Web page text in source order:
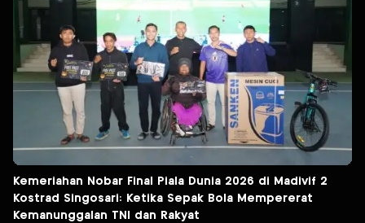
Kemeriahan Nobar Final Piala Dunia 2026 di Madivif 2
Kostrad Singosari: Ketika Sepak Bola Mempererat
Kemanunggalan TNI dan Rakyat